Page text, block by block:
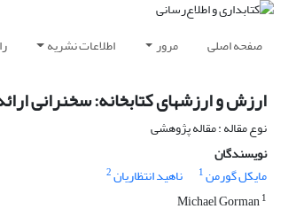
صفحه اصلی مرور اطلاعات نشریه
ارزش و ارزشهای کتابخانه: سخنرانی
نوع مقاله : مقاله پژوهشی
نویسندگان
مایکل گورمن1 ناهید انتظاریان2
1